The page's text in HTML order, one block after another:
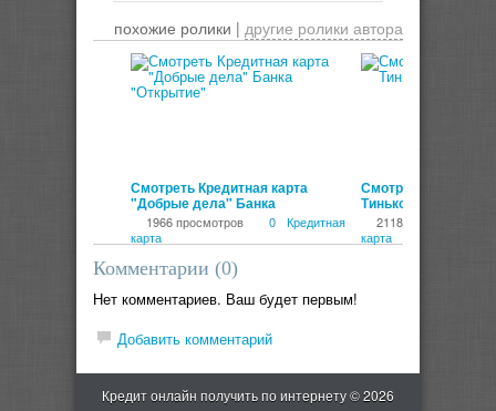
похожие ролики | другие ролики автора
Смотреть Кредитная карта
"Добрые дела" Банка
"Открытие"
1966 просмотров 0
Кредитная
карта
Смотреть
Тинькова к
2118 просмотров
карта
Комментарии (0)
Нет комментариев. Ваш будет первым!
Добавить комментарий
Кредит онлайн получить по интернету © 2026